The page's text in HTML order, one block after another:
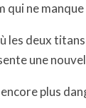
qui ne
les deux
une
plus